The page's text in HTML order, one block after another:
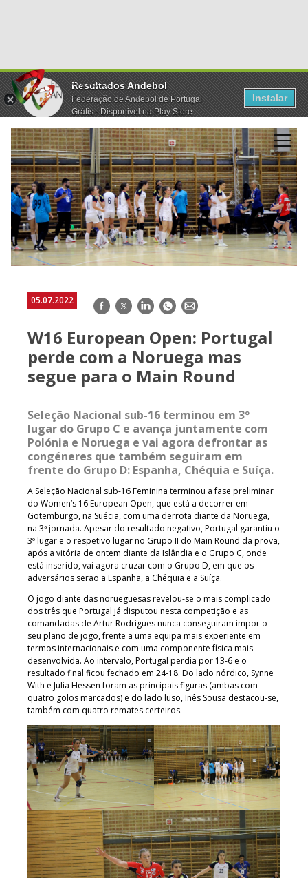
Resultados Andebol
Federação de Andebol de Portugal
Grátis - Disponivel na Play Store
Instalar
05.07.2022 Facebook
TwitterLinkedInWhatsApp
E-
W16 European Open: Portugal
perde com a Noruega mas
segue para o Main Round
Seleção Nacional sub-16 terminou em 3º
lugar do Grupo C e avança juntamente com
Polónia e Noruega e vai agora defrontar as
congéneres que também seguiram em
frente do Grupo D: Espanha, Chéquia e Suíça.
A Seleção Nacional sub-16 Feminina terminou a fase preliminar
do Women’s 16 European Open, que está a decorrer em
Gotemburgo, na Suécia, com uma derrota diante da Noruega,
na 3ª jornada. Apesar do resultado negativo, Portugal garantiu o
3º lugar e o respetivo lugar no Grupo II do Main Round da prova,
após a vitória de ontem diante da Islândia e o Grupo C, onde
está inserido, vai agora cruzar com o Grupo D, em que os
adversários serão a Espanha, a Chéquia e a Suíça.
O jogo diante das norueguesas revelou-se o mais complicado
dos três que Portugal já disputou nesta competição e as
comandadas de Artur Rodrigues nunca conseguiram impor o
seu plano de jogo, frente a uma equipa mais experiente em
termos internacionais e com uma componente física mais
desenvolvida. Ao intervalo, Portugal perdia por 13-6 e o
resultado final ficou fechado em 24-18. Do lado nórdico, Synne
With e Julia Hessen foram as principais figuras (ambas com
quatro golos marcados) e do lado luso, Inês Sousa destacou-se,
também com quatro remates certeiros.